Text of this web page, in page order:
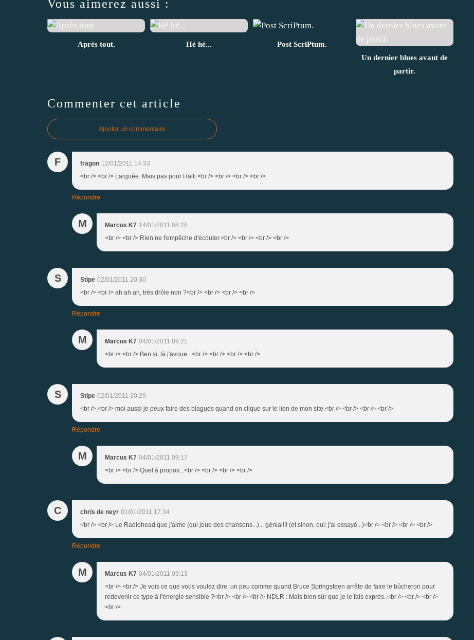
Vous aimerez aussi :
Après tout. Hé hé...
Post ScriPtum.
Un dernier blues avant de
partir.
Commenter cet article
Ajouter un commentaire
F fragon 12/01/2011 14:33
<br /> <br /> Larguée. Mais pas pour Haiti.<br /> <br /> <br /> <br />
Répondre
M Marcus K7 14/01/2011 08:28
<br /> <br /> Rien ne t'empêche d'écouter.<br /> <br /> <br /> <br />
S Stipe 02/01/2011 20:30
<br /> <br /> ah ah ah, très drôle non ?<br /> <br /> <br /> <br />
Répondre
M Marcus K7 04/01/2011 09:21
<br /> <br /> Ben si, là j'avoue...<br /> <br /> <br /> <br />
S Stipe 02/01/2011 20:29
<br /> <br /> moi aussi je peux faire des blagues quand on clique sur le lien de mon site.<br /> <br /> <br /> <br />
Répondre
M Marcus K7 04/01/2011 09:17
<br /> <br /> Quel à propos...<br /> <br /> <br /> <br />
C chris de neyr 01/01/2011 17:34
<br /> <br /> Le Radiohead que j'aime (qui joue des chansons...)... génial!!! (et sinon, oui: j'ai essayé...)<br /> <br /> <br /> <br />
Répondre
M Marcus K7 04/01/2011 09:13
<br /> <br /> Je vois ce que vous voulez dire, un peu comme quand Bruce Springsteen arrête de faire le bûcheron pour
redevenir ce type à l'énergie sensible ?<br /> <br /> <br /> NDLR : Mais bien sûr que je le fais exprès..<br /> <br /> <br />
<br />